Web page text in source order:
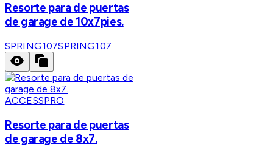
Resorte para de puertas
de garage de 10x7pies.
SPRING107SPRING107
ACCESSPRO
Resorte para de puertas
de garage de 8x7.